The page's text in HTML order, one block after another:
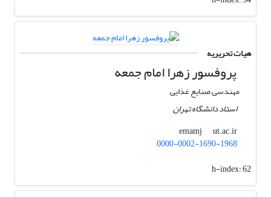
هیات تحریریه
پروفسور زهرا امام جمعه
مهندسی صنایع غذایی
استاد دانشگاه تهران
emamj
ut.ac.ir
0000-0002-1690-1968
h-index:62